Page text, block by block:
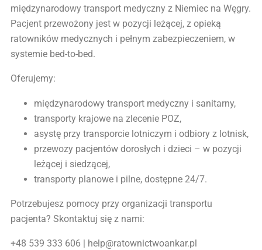
międzynarodowy transport medyczny z Niemiec na Węgry.
Pacjent przewożony jest w pozycji leżącej, z opieką
ratowników medycznych i pełnym zabezpieczeniem, w
systemie bed-to-bed.
Oferujemy:
międzynarodowy transport medyczny i sanitarny,
transporty krajowe na zlecenie POZ,
asystę przy transporcie lotniczym i odbiory z lotnisk,
przewozy pacjentów dorosłych i dzieci – w pozycji
leżącej i siedzącej,
transporty planowe i pilne, dostępne 24/7.
Potrzebujesz pomocy przy organizacji transportu
pacjenta? Skontaktuj się z nami:
+48 539 333 606 | help@ratownictwoankar.pl